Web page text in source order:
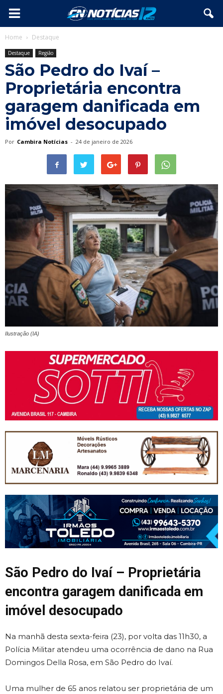
Home Destaque
Destaque Região
São Pedro do Ivaí –
Proprietária encontra
garagem danificada em
imóvel desocupado
Por Cambira Notícias - 24 de janeiro de 2026
Ilustração (IA)
São Pedro do Ivaí – Proprietária
encontra garagem danificada em
imóvel desocupado
Na manhã desta sexta-feira (23), por volta das 11h30, a
Polícia Militar atendeu uma ocorrência de dano na Rua
Domingos Della Rosa, em São Pedro do Ivaí.
Uma mulher de 65 anos relatou ser proprietária de um